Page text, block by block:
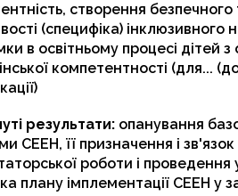
створення
(специфіка)
в освітньому процесі дітей
компетентності (для...
результати: опанування
СЕЕН, її призначення і
роботи і
плану імплементації СЕЕН у